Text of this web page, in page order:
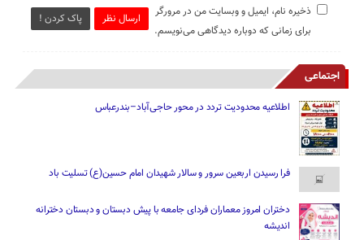
ارسال نظر پاک کردن !
ذخیره نام، ایمیل و وبسایت من در مرورگر
برای زمانی که دوباره دیدگاهی می‌نویسم.
اجتماعی
اطلاعیه محدودیت تردد در محور حاجی‌آباد–بندرعباس
فرا رسیدن اربعین سرور و سالار شهیدان امام حسین(ع) تسلیت باد
دختران امروز معماران فردای جامعه با پیش دبستان و دبستان دخترانه
اندیشه